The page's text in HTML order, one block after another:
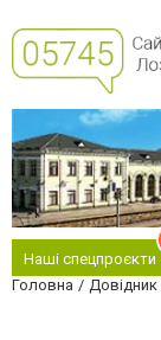
Наші спецпроєкти
Головна Довідник